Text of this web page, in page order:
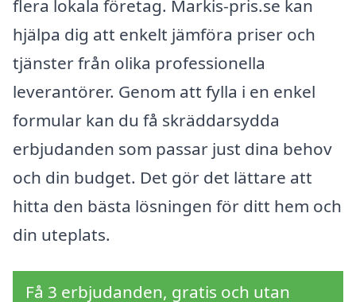
flera lokala företag. Markis-pris.se kan
hjälpa dig att enkelt jämföra priser och
tjänster från olika professionella
leverantörer. Genom att fylla i en enkel
formular kan du få skräddarsydda
erbjudanden som passar just dina behov
och din budget. Det gör det lättare att
hitta den bästa lösningen för ditt hem och
din uteplats.
Få 3 erbjudanden, gratis och utan